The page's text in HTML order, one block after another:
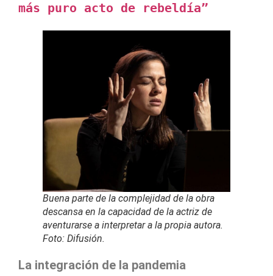
más puro acto de rebeldía”
Buena parte de la complejidad de la obra
descansa en la capacidad de la actriz de
aventurarse a interpretar a la propia autora.
Foto: Difusión.
La integración de la pandemia